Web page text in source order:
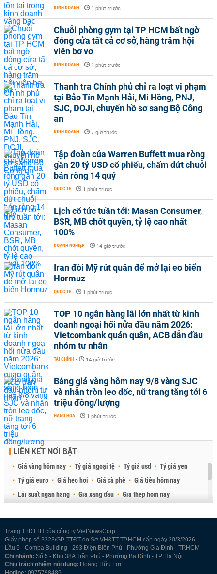
KINH DOANH - 1 phút trước
Chuỗi phòng gym tại TP HCM bất ngờ
đóng cửa tất cả cơ sở, hàng trăm hội
viên bơ vơ
KINH DOANH - 1 phút trước
Thanh tra Chính phủ chỉ ra loạt vi phạm
tại Bảo Tín Mạnh Hải, Mi Hồng, PNJ,
SJC, DOJI, chuyển hồ sơ sang Bộ Công
an
KINH DOANH - 7 giờ trước
Tập đoàn của Warren Buffett mua ròng
gần 20 tỷ USD cổ phiếu, chấm dứt chuỗi
bán ròng 14 quý
QUỐC TẾ - 1 phút trước
Lịch cổ tức tuần tới: Masan Consumer,
BSR, MB chốt quyền, tỷ lệ cao nhất
100%
DOANH NGHIỆP - 14 giờ trước
Iran đòi Mỹ rút quân để mở lại eo biển
Hormuz
QUỐC TẾ - 1 phút trước
TOP 10 ngân hàng lãi lớn nhất từ kinh
doanh ngoại hối nửa đầu năm 2026:
Vietcombank quán quân, ACB dẫn đầu
nhóm tư nhân
TÀI CHÍNH - 14 giờ trước
Bảng giá vàng hôm nay 9/8 vàng SJC
và nhẫn tròn leo dốc, nữ trang tăng tới 6
triệu đồng/lượng
HÀNG HÓA - 1 phút trước
LIÊN KẾT NỔI BẬT
Giá vàng hôm nay Tỷ giá ngoại tệ Tỷ giá usd
Tỷ giá yen
Tỷ giá euro
Giá heo hơi Giá cà phê
Giá tiêu hôm nay
Lãi suất ngân hàng
Giá xăng dầu
Giá thép hôm nay
Trang TTĐTTH của công ty VietNewsCorp
Giấy phép số 3323/GP-TTĐT do Sở VH&TT TP.HCM cấp ngày 20/3/2026
Lầu 5 - Compa Building - 293 Điện Biên Phủ - Phường Gia Định - TP.HCM
Chi nhánh: Số 5 - Khu 38A Trần Phú - Phường Ba Đình - TP. Hà Nội
Chịu trách nhiệm nội dung: Hoàng Hữu Lợi
Hotline: 0975798489